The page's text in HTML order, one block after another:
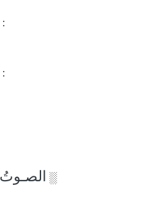
░ الصـوتُ